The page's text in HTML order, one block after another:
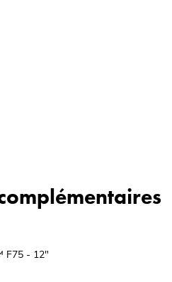
F75 - 12"